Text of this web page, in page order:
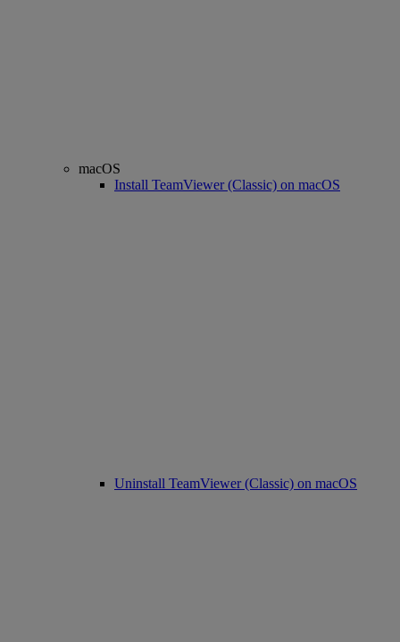
macOS
Install TeamViewer (Classic) on macOS
Uninstall TeamViewer (Classic) on macOS